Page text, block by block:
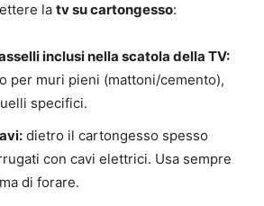
la tv su cartongesso:
inclusi nella scatola della TV:
per muri pieni (mattoni/cemento),
specifici.
dietro il cartongesso spesso
con cavi elettrici. Usa sempre
di forare.